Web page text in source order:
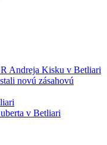
Andreja Kisku v Betliari
novú zásahovú
v Betliari